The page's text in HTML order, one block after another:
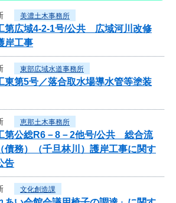
美濃土木事務所
第広域4-2-1号/公共 広域河川改修
岸工事
東部広域水道事務所
東第5号／落合取水場導水管等塗装
恵那土木事務所
第公総R6－8－2他号/公共 総合流
務）（千旦林川）護岸工事に関す
告
文化創造課